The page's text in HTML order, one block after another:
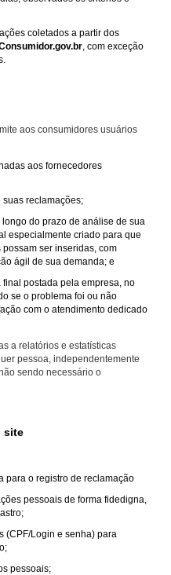
coletados a partir dos
, com exceção
aos consumidores usuários
aos fornecedores
reclamações;
do prazo de análise de sua
especialmente criado para que
ser inseridas, com
ágil de sua demanda; e
postada pela empresa, no
se o problema foi ou não
com o atendimento dedicado
a relatórios e estatísticas
pessoa, independentemente
sendo necessário o
site
para o registro de reclamação
pessoais de forma fidedigna,
(CPF/Login e senha) para
pessoais;